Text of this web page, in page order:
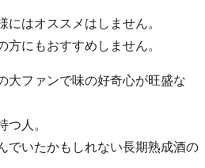
にはオススメはしません。
にもおすすめしません。
大ファンで味の好奇心が旺盛な
つ人。
でいたかもしれない長期熟成酒の